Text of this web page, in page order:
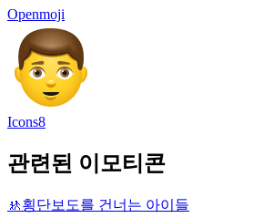
Openmoji
Icons8
관련된 이모티콘
🚸횡단보도를 건너는 아이들